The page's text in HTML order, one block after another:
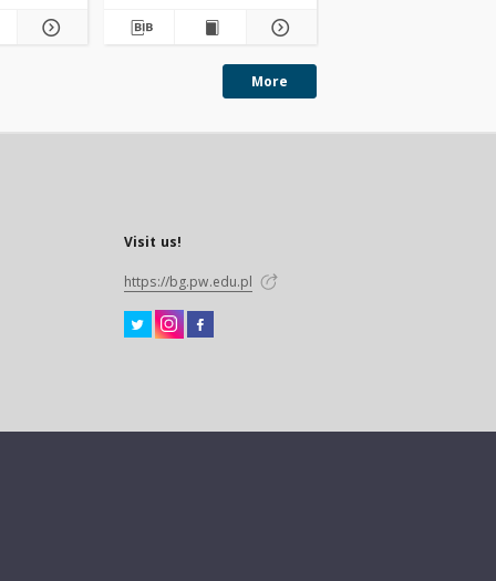
More
Visit us!
https://bg.pw.edu.pl